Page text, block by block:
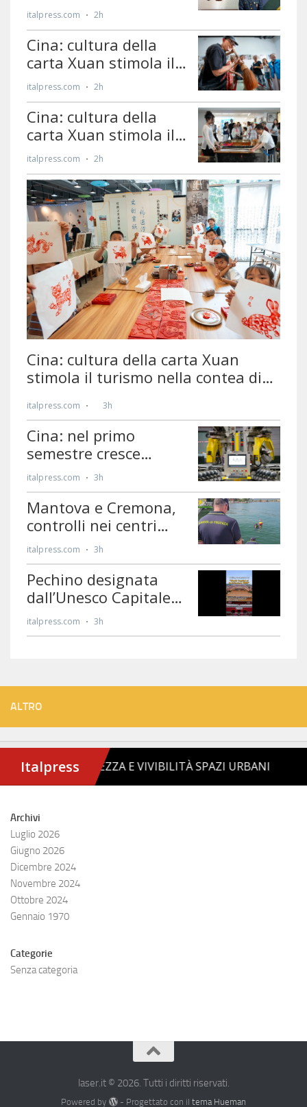
ALTRO
Archivi
Luglio 2026
Giugno 2026
Dicembre 2024
Novembre 2024
Ottobre 2024
Gennaio 1970
Categorie
Senza categoria
laser.it © 2026. Tutti i diritti riservati.
Powered by - Progettato con il tema Hueman